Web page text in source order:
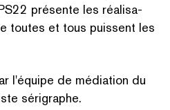
présente les réal­i­sa­
toutes et tous puissent les
l'équipe de médiation du
sérigraphe.